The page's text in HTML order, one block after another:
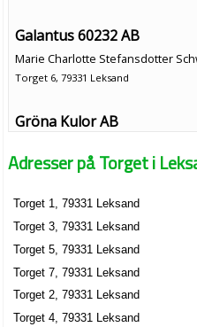
Galantus 60232 AB
Marie Charlotte Stefansdotter
Torget 6, 79331 Leksand
Gröna Kulor AB
0247-796960
Hos Frisören i Leksand AB
Lise-Lotte Iréne Prepuk
0247-10038
Petter Hvid AB
Petter Andreas Hvid
Adresser på Torget i
Torget 1, 79331 Leksand
Torget 3, 79331 Leksand
Torget 5, 79331 Leksand
Torget 7, 79331 Leksand
Torget 2, 79331 Leksand
Torget 4, 79331 Leksand